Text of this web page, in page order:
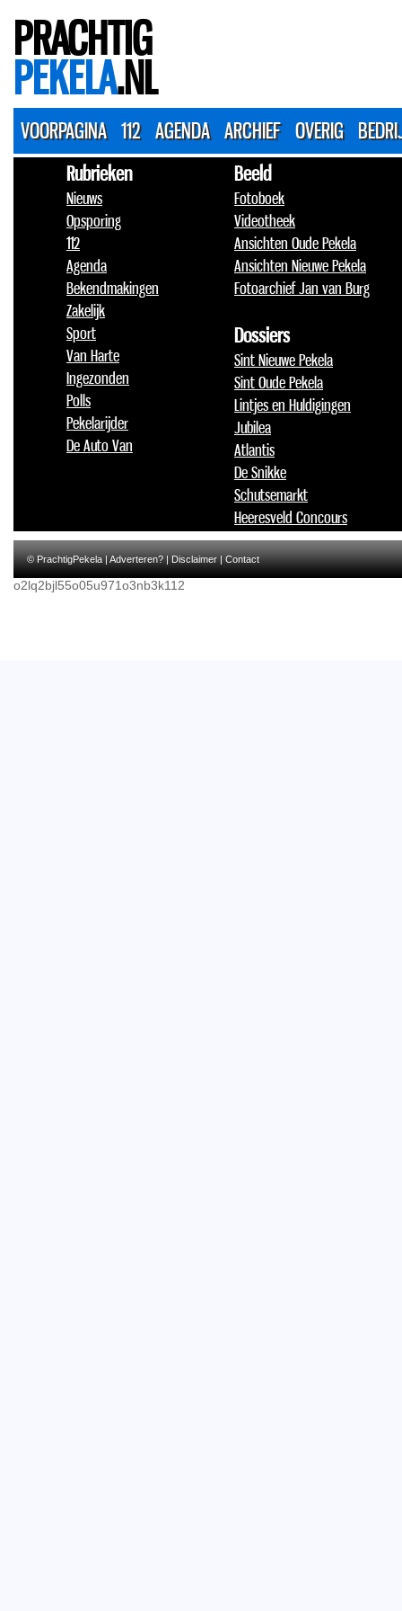
PRACHTIG
PEKELA.NL
VOORPAGINA 112 AGENDA ARCHIEF OVERIG
Rubrieken
Nieuws
Opsporing
112
Agenda
Bekendmakingen
Zakelijk
Sport
Van Harte
Ingezonden
Polls
Pekelarijder
De Auto Van
Beeld
Fotoboek
Videotheek
Ansichten Oude Pekela
Ansichten Nieuwe Pekela
Fotoarchief Jan van Burg
Dossiers
Sint Nieuwe Pekela
Sint Oude Pekela
Lintjes en Huldigingen
Jubilea
Atlantis
De Snikke
Schutsemarkt
Heeresveld Concours
© PrachtigPekela |Adverteren?|Disclaimer|Contact
o2lq2bjl55o05u971o3nb3k112